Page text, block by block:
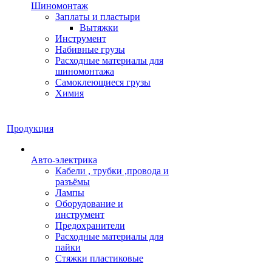
Шиномонтаж
Заплаты и пластыри
Вытяжки
Инструмент
Набивные грузы
Расходные материалы для
шиномонтажа
Самоклеющиеся грузы
Химия
Продукция
Авто-электрика
Кабели , трубки ,провода и
разъёмы
Лампы
Оборудование и
инструмент
Предохранители
Расходные материалы для
пайки
Стяжки пластиковые